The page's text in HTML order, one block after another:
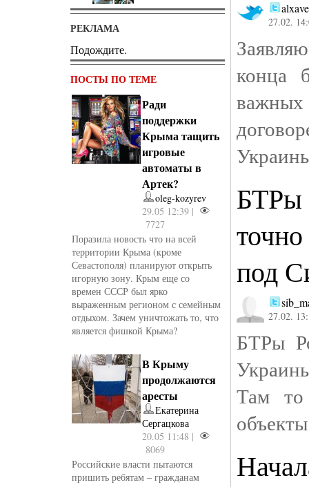
РЕКЛАМА
Подождите.
ПОСТЫ ПО ТЕМЕ
Ради
поддержки
Крыма тащить
игровые
автоматы в
Артек?
oleg-kozyrev
29.05 12:39 |
7727
Поразила новость что на всей
территории Крыма (кроме
Севастополя) планируют открыть
игорную зону. Крым еще со
времен СССР был ярко
выраженным регионом с семейным
отдыхом. Зачем уничтожать то, что
является фишкой Крыма?
В Крыму
продолжаются
аресты
Екатерина
Сергацкова
20.05 11:48 |
8069
Российские власти пытаются
пришить ребятам – гражданам
27.02.
конца
БТРы
под
27.02.
БТРы
Там то